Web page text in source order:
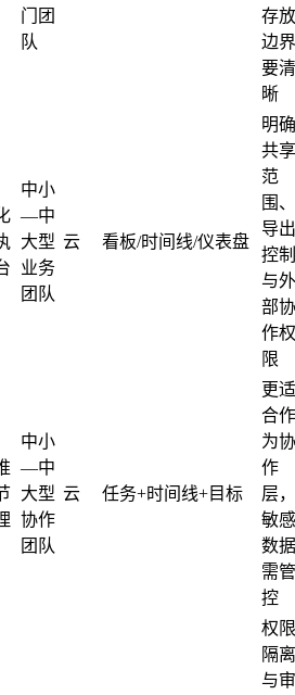
门团
队
存放
边界
要清
晰
中小
—中
大型
业务
团队
云 看板/时间线/仪表盘
明确
共享
范
围、
导出
控制
与外
部协
作权
限
中小
—中
大型
协作
团队
云 任务+时间线+目标
更适
合作
为协
作
层，
敏感
数据
需管
控
权限
隔离
与审